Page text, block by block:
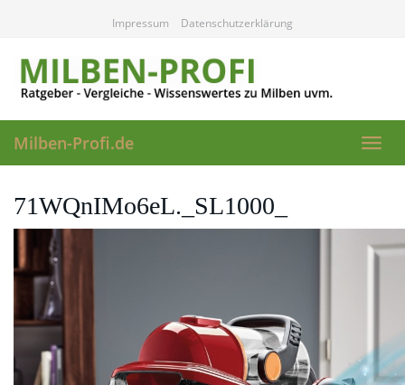
content
Impressum Datenschutzerklärung
Milben-Profi.de
71WQnIMo6eL._SL1000_